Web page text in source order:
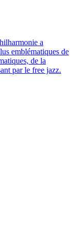
a
emblématiques de
de la
par le free jazz.